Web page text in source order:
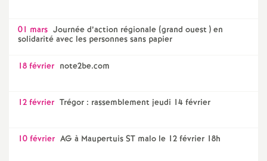
01 mars Journée d’action régionale (grand ouest ) en
solidarité avec les personnes sans papier
18 février note2be.com
12 février Trégor : rassemblement jeudi 14 février
10 février AG à Maupertuis ST malo le 12 février 18h